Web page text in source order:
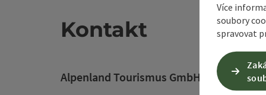
Kontakt
Alpenland Tourismus GmbH
Více
soubory
spravovat